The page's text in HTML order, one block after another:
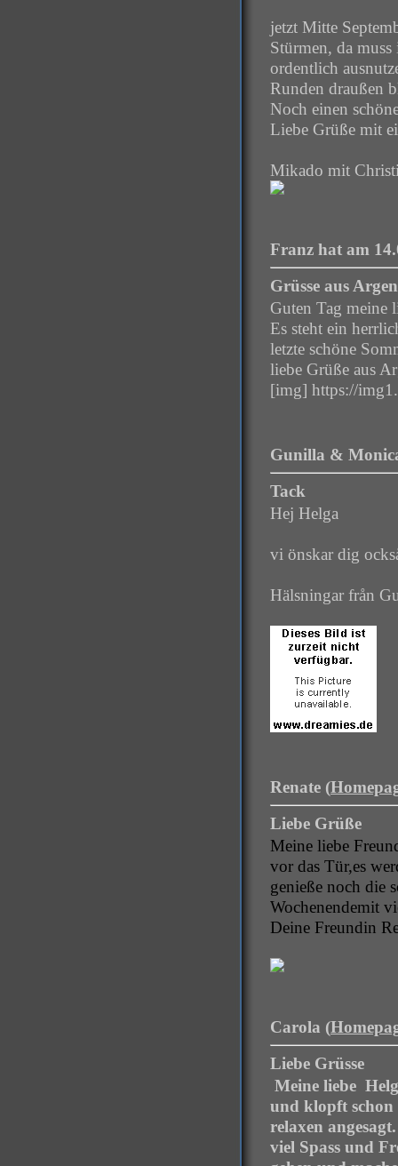
jetzt Mitte
Stürmen, da
ordentlich
Runden draußen
Noch einen
Liebe Grüße mit
Mikado mit
Franz hat am
Grüsse aus
Guten Tag meine
Es steht ein
letzte schöne
liebe Grüße aus
[img] https://
Gunilla &
Tack
Hej Helga
vi önskar dig
Hälsningar från
Renate (
Liebe Grüße
Meine liebe
vor das Tür,es
genieße noch die
Wochenendemit
Deine Freundin
Carola (
Liebe Grüsse
Meine liebe
und klopft
relaxen angesagt.
viel Spass und